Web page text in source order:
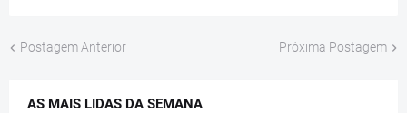
Postagem Anterior Próxima Postagem
AS MAIS LIDAS DA SEMANA